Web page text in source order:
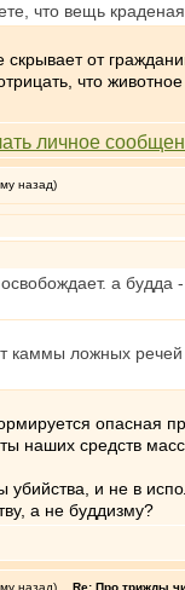
что вещь
от
что
назад)
а будда
каммы ложных
опасная
наших средств
и не в
а не буддизму?
назад) Re: Про трижды